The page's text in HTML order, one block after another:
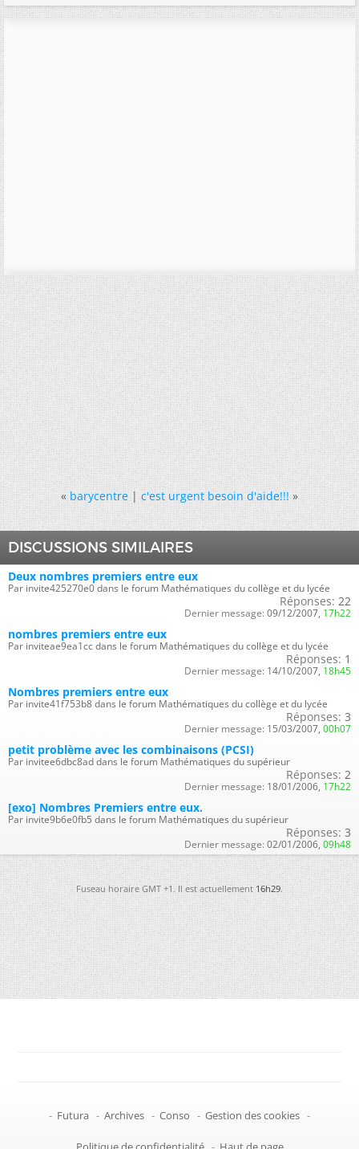
« barycentre|c'est urgent besoin d'aide!!! »
DISCUSSIONS SIMILAIRES
Deux nombres premiers entre eux
Par invite425270e0 dans le forum Mathématiques du collège et du lycée
Réponses: 22
Dernier message: 09/12/2007, 17h22
nombres premiers entre eux
Par inviteae9ea1cc dans le forum Mathématiques du collège et du lycée
Réponses: 1
Dernier message: 14/10/2007, 18h45
Nombres premiers entre eux
Par invite41f753b8 dans le forum Mathématiques du collège et du lycée
Réponses: 3
Dernier message: 15/03/2007, 00h07
petit problème avec les combinaisons (PCSI)
Par invitee6dbc8ad dans le forum Mathématiques du supérieur
Réponses: 2
Dernier message: 18/01/2006, 17h22
[exo] Nombres Premiers entre eux.
Par invite9b6e0fb5 dans le forum Mathématiques du supérieur
Réponses: 3
Dernier message: 02/01/2006, 09h48
Fuseau horaire GMT +1. Il est actuellement16h29.
- Futura - Archives - Conso - Gestion des cookies -